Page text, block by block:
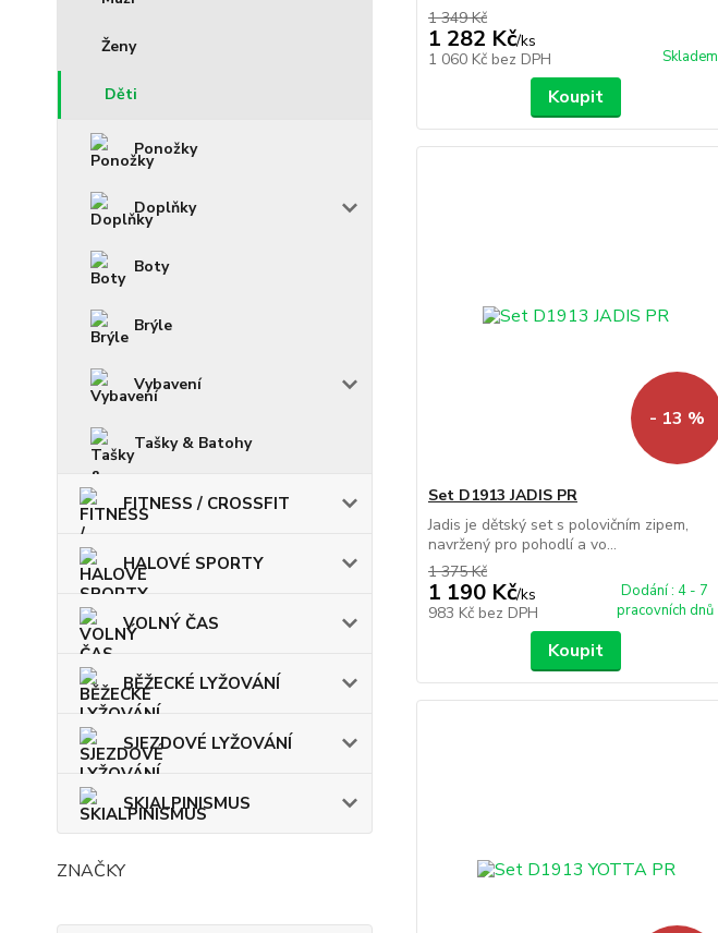
Ženy
Děti
Ponožky
Doplňky
Boty
Brýle
Vybavení
Tašky & Batohy
FITNESS / CROSSFIT
HALOVÉ SPORTY
VOLNÝ ČAS
BĚŽECKÉ LYŽOVÁNÍ
SJEZDOVÉ LYŽOVÁNÍ
SKIALPINISMUS
ZNAČKY
1 349 Kč
1 282 Kč/ks
1 060 Kč bez DPH Skladem
Koupit
- 13 %
Set D1913 JADIS PR
Jadis je dětský set s polovičním zipem,
navržený pro pohodlí a vo...
1 375 Kč
1 190 Kč/ks
983 Kč bez DPH
Dodání : 4 - 7
pracovních dnů
Koupit